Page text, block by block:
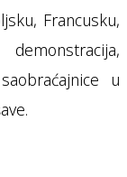
Francusku,
u